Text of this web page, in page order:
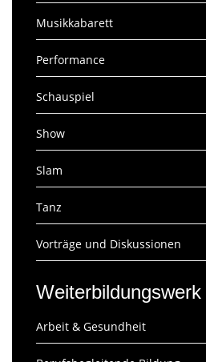
Musikkabarett
Performance
Schauspiel
Show
Slam
Tanz
Vorträge und Diskussionen
Weiterbildungswerk
Arbeit & Gesundheit